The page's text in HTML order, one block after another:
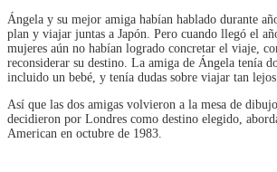
Ángela y su mejor amiga habían hablado durante
plan y viajar juntas a Japón. Pero cuando llegó el
mujeres aún no habían logrado concretar el viaje,
reconsiderar su destino. La amiga de Ángela tenía
incluido un bebé, y tenía dudas sobre viajar tan lejos.
Así que las dos amigas volvieron a la mesa de
decidieron por Londres como destino elegido,
American en octubre de 1983.